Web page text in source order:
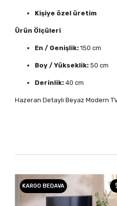
Kişiye özel üretim
Ürün Ölçüleri
En / Genişlik: 150 cm
Boy / Yükseklik: 50 cm
Derinlik: 40 cm
Hazeran Detaylı Beyaz Modern
KARGO BEDAVA